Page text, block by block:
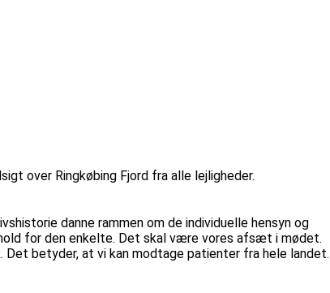
over Ringkøbing Fjord fra alle lejligheder.
danne rammen om de individuelle hensyn og
for den enkelte. Det skal være vores afsæt i mødet.
Det betyder, at vi kan modtage patienter fra hele landet.